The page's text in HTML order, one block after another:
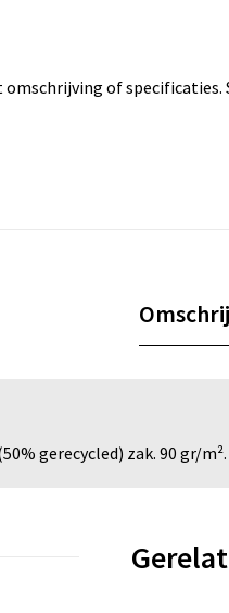
of
gerecycled) zak. 90 gr/m².